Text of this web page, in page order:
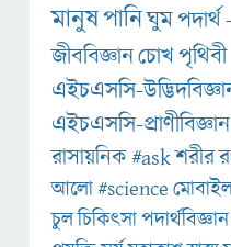
মানুষপানিঘুমপদার্থ
জীববিজ্ঞানচোখপৃথিবী
এইচএসসি-
এইচএসসি-প্রাণীবিজ্ঞান
রাসায়নিক#askশরীর
আলো#science
চুলচিকিৎসাপদার্থবিজ্ঞান